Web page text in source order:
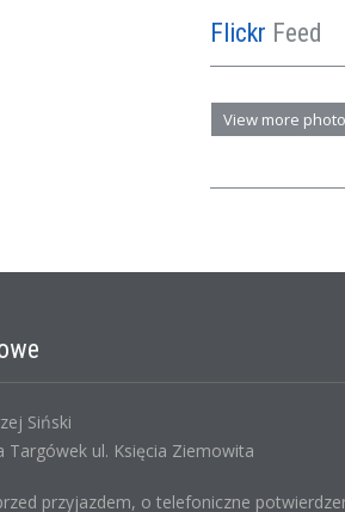
Flickr Feed
View more
Siński
Targówek ul. Księcia Ziemowita
przyjazdem, o telefoniczne